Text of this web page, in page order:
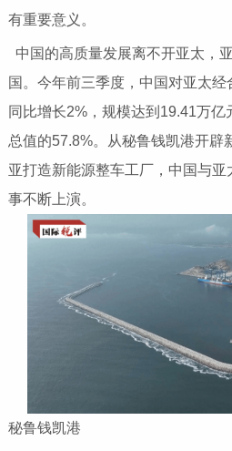
有重要意义。
中国的高质量发展离不开亚太，
国。今年前三季度，中国对亚太
同比增长2%，规模达到19.41万亿
总值的57.8%。从秘鲁钱凯港开辟
亚打造新能源整车工厂，中国与
事不断上演。
秘鲁钱凯港